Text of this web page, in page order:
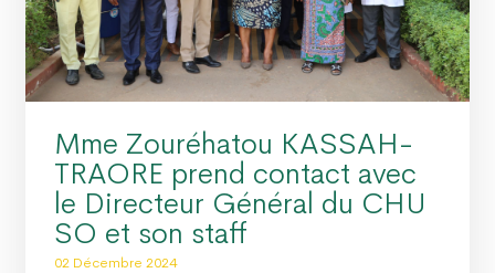
Mme Zouréhatou KASSAH-
TRAORE prend contact avec
le Directeur Général du CHU
SO et son staff
02 Décembre 2024